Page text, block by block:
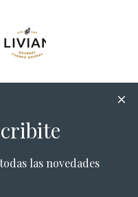
las novedades